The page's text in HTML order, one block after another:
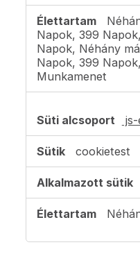
Napok, 399
Napok, Néhány
Napok, 399
Munkamenet
cookietest